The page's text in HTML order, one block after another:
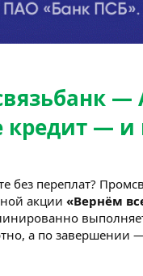
—
кредит — и
без переплат?
акции «Вернём
а по завершении